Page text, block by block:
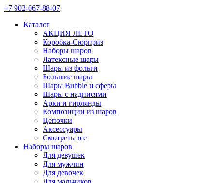
+7 902-067-88-07
Каталог
АКЦИЯ ЛЕТО
Коробка-Сюрприз
Наборы шаров
Латексные шары
Шары из фольги
Большие шары
Шары Bubble и сферы
Шары с надписями
Арки и гирлянды
Композиции из шаров
Цепочки
Аксессуары
Смотреть все
Наборы шаров
Для девушек
Для мужчин
Для девочек
Для мальчиков